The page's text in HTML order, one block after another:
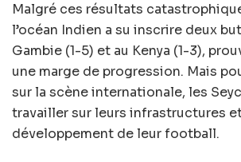
Malgré ces résultats
l’océan Indien a su inscrire deux
Gambie (1-5) et au Kenya (1-3),
une marge de progression. Mais
sur la scène internationale, les
travailler sur leurs infrastructures
développement de leur football.